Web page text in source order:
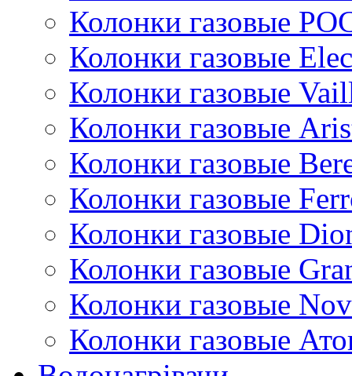
Колонки газовые
Колонки газовые
Колонки газовые
Колонки газовые
Колонки газовые
Колонки газовые
Колонки газовые
Колонки газовые
Колонки газовые
Колонки газовые